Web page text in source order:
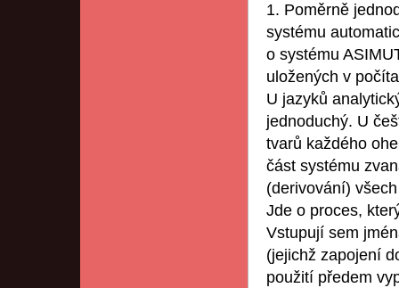
1. Poměrně
systému
o systému
uložených v
U jazyků
jednoduchý. U
tvarů každého
část systému
(derivování)
Jde o proces,
Vstupují sem
(jejichž zapojení
použití předem